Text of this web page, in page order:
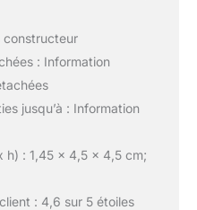
constructeur
: Information
jusqu’à : Information
h) : 1,45 x 4,5 x 4,5 cm;
: 4,6 sur 5 étoiles